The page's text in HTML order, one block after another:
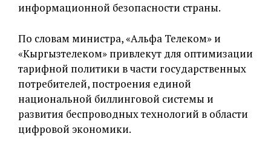
информационной безопасности страны.
По словам министра, «Альфа Телеком» и
«Кыргызтелеком» привлекут для оптимизации
тарифной политики в части государственных
потребителей, построения единой
национальной биллинговой системы и
развития беспроводных технологий в области
цифровой экономики.